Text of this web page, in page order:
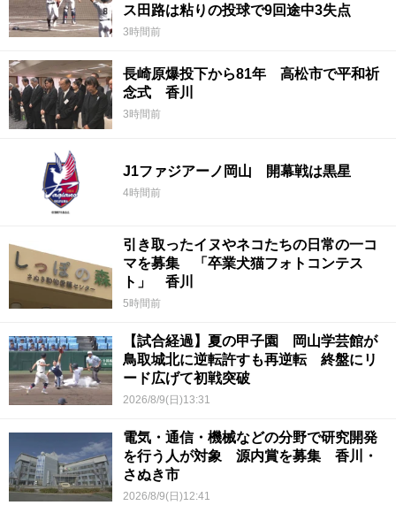
ス田路は粘りの投球で9回途中3失点
3時間前
長崎原爆投下から81年 高松市で平和祈
念式 香川
3時間前
J1ファジアーノ岡山 開幕戦は黒星
4時間前
引き取ったイヌやネコたちの日常の一コ
マを募集 「卒業犬猫フォトコンテス
ト」 香川
5時間前
【試合経過】夏の甲子園 岡山学芸館が
鳥取城北に逆転許すも再逆転 終盤にリ
ード広げて初戦突破
2026/8/9(日)13:31
電気・通信・機械などの分野で研究開発
を行う人が対象 源内賞を募集 香川・
さぬき市
2026/8/9(日)12:41